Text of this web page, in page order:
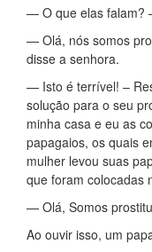
— O que elas falam?
— Olá, nós somos
disse a senhora.
— Isto é terrível! –
solução para o seu
minha casa e eu as
papagaios, os quais
mulher levou suas
que foram colocadas
— Olá, Somos
Ao ouvir isso, um